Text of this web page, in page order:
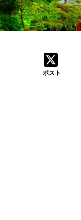
ポスト